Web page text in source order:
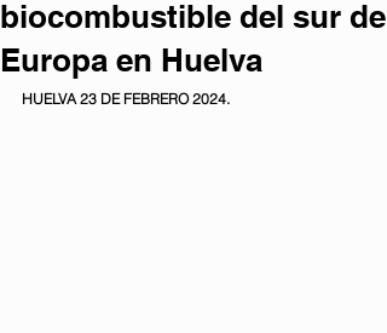
biocombustible del sur de
Europa en Huelva
HUELVA 23 DE FEBRERO 2024.